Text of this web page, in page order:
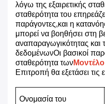
λόγω της εξαιρετικής
σταθερότητα του
παράγοντες,και η
μπορεί να βοηθήσει στη
αναπαραγωγικότητας και
δεδομένωνΟι βασικοί
σταθερότητα των
Επιτροπή θα εξετάσει τις
Ονομασία του